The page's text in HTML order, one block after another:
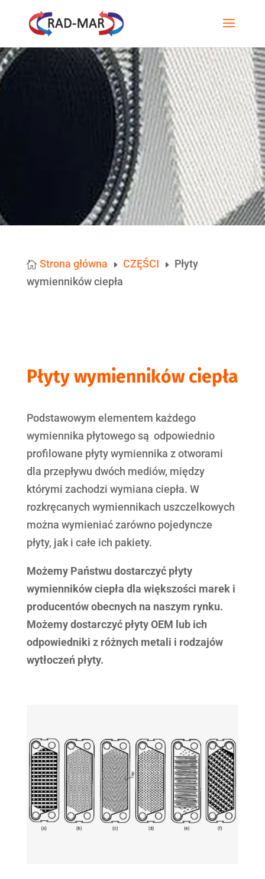
 Strona główna E CZĘŚCI E Płyty
wymienników ciepła
Płyty wymienników ciepła
Podstawowym elementem każdego
wymiennika płytowego są odpowiednio
proﬁlowane płyty wymiennika z otworami
dla przepływu dwóch mediów, między
którymi zachodzi wymiana ciepła. W
rozkręcanych wymiennikach uszczelkowych
można wymieniać zarówno pojedyncze
płyty, jak i całe ich pakiety.
Możemy Państwu dostarczyć płyty
wymienników ciepła dla większości marek i
producentów obecnych na naszym rynku.
Możemy dostarczyć płyty OEM lub ich
odpowiedniki z różnych metali i rodzajów
wytłoczeń płyty.